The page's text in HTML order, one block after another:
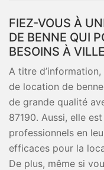
FIEZ-VOUS À
DE BENNE QUI
BESOINS À
A titre d’information,
de location de
de grande qualité
87190. Aussi, elle
professionnels en
efficaces pour la
De plus, même si